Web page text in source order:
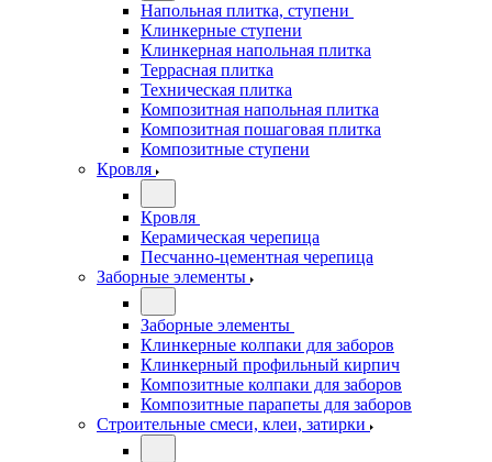
Напольная плитка, ступени
Клинкерные ступени
Клинкерная напольная плитка
Террасная плитка
Техническая плитка
Композитная напольная плитка
Композитная пошаговая плитка
Композитные ступени
Кровля
Кровля
Керамическая черепица
Песчанно-цементная черепица
Заборные элементы
Заборные элементы
Клинкерные колпаки для заборов
Клинкерный профильный кирпич
Композитные колпаки для заборов
Композитные парапеты для заборов
Строительные смеси, клеи, затирки